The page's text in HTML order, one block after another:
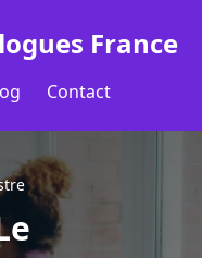
France
Contact